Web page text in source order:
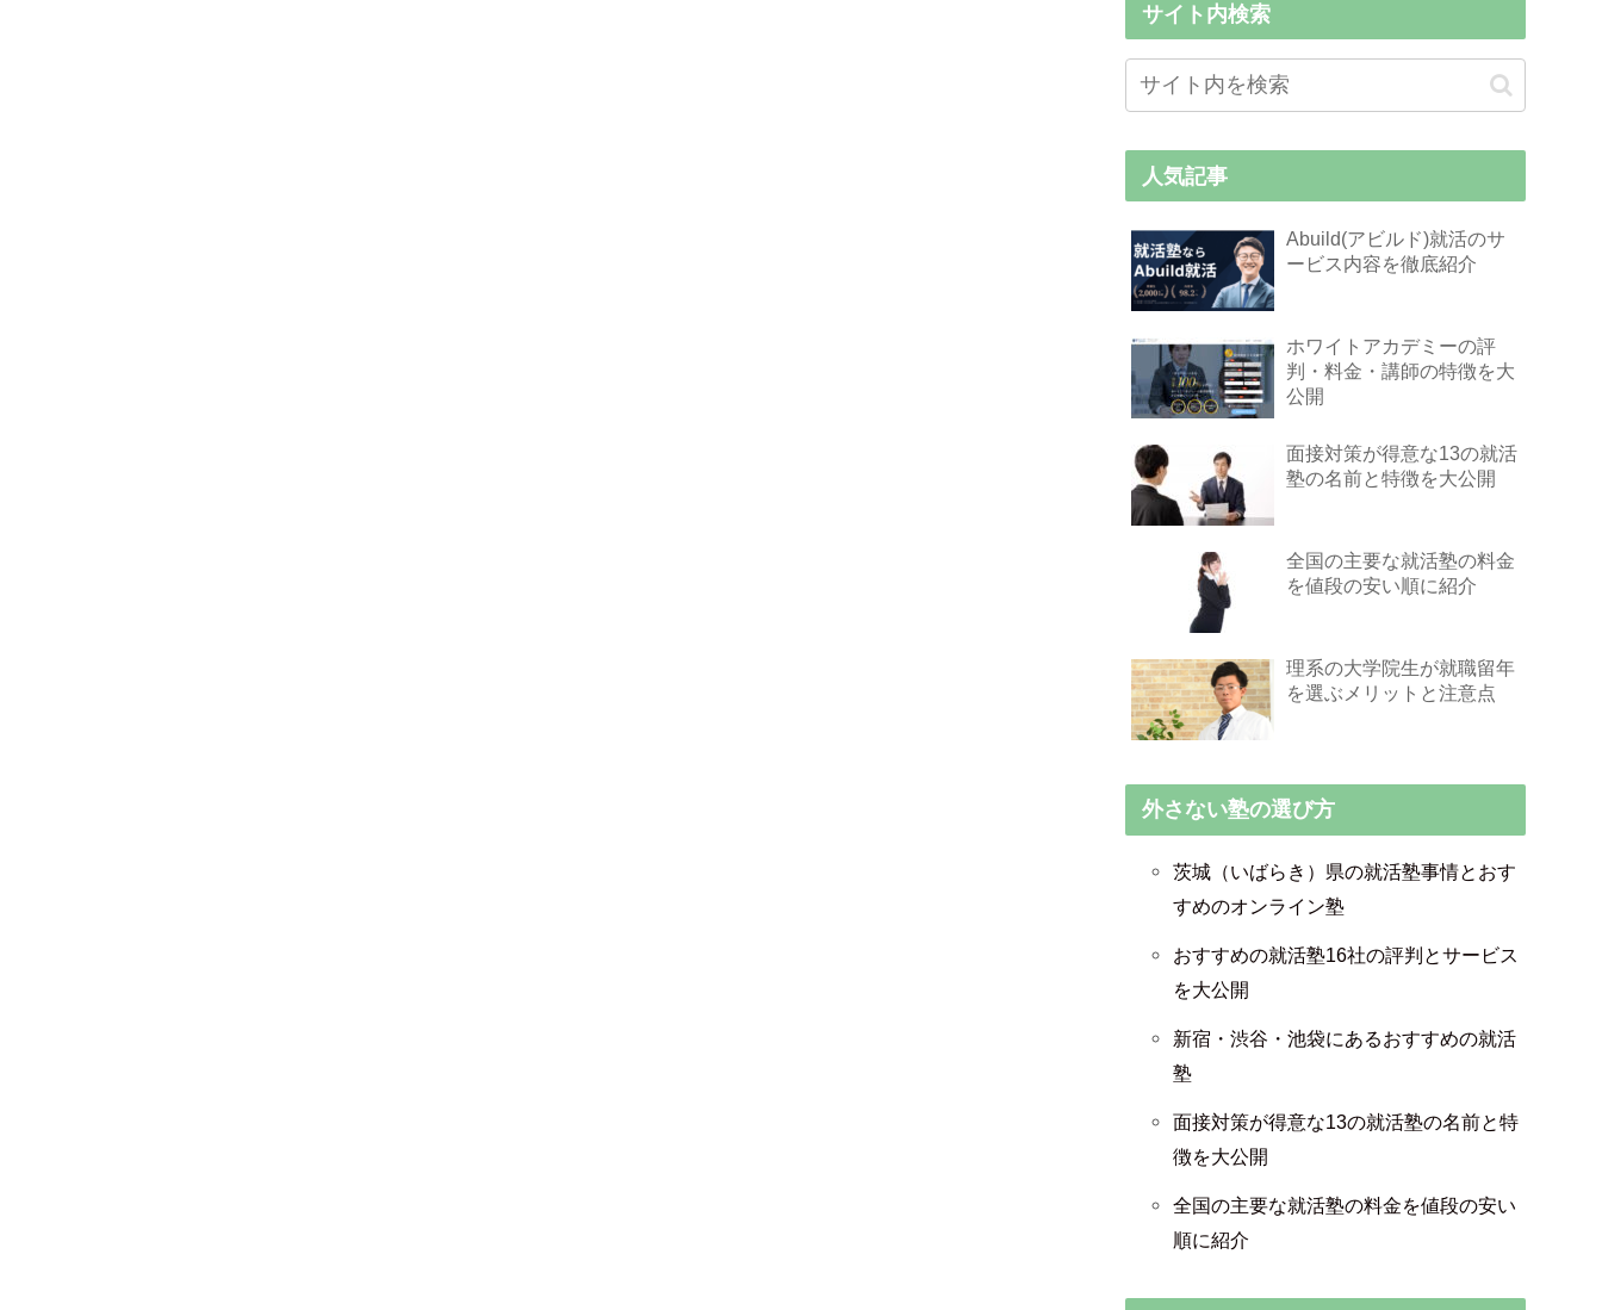
サイト内検索
人気記事
Abuild(アビルド)就活のサ
ービス内容を徹底紹介
ホワイトアカデミーの評
判・料金・講師の特徴を大
公開
面接対策が得意な13の就活
塾の名前と特徴を大公開
全国の主要な就活塾の料金
を値段の安い順に紹介
理系の大学院生が就職留年
を選ぶメリットと注意点
外さない塾の選び方
茨城（いばらき）県の就活塾事情とおす
すめのオンライン塾
おすすめの就活塾16社の評判とサービス
を大公開
新宿・渋谷・池袋にあるおすすめの就活
塾
面接対策が得意な13の就活塾の名前と特
徴を大公開
全国の主要な就活塾の料金を値段の安い
順に紹介